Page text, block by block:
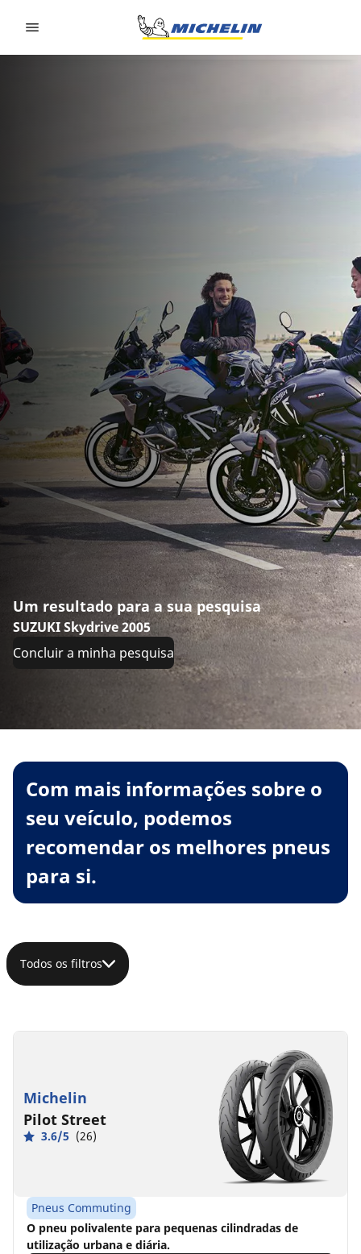
Um resultado para a sua pesquisa
SUZUKI Skydrive 2005
Concluir a minha pesquisa
Com mais informações sobre o
seu veículo, podemos
recomendar os melhores pneus
para si.
Todos os filtros
Michelin
Pilot Street
3.6/5 (26)
Pneus Commuting
O pneu polivalente para pequenas cilindradas de
utilização urbana e diária.